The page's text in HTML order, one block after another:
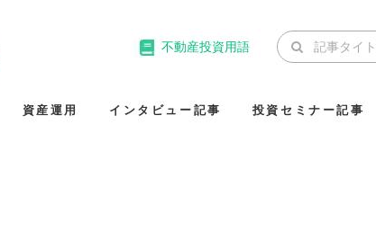
不動産投資用語
資産運用 インタビュー記事 投資セミナー記事